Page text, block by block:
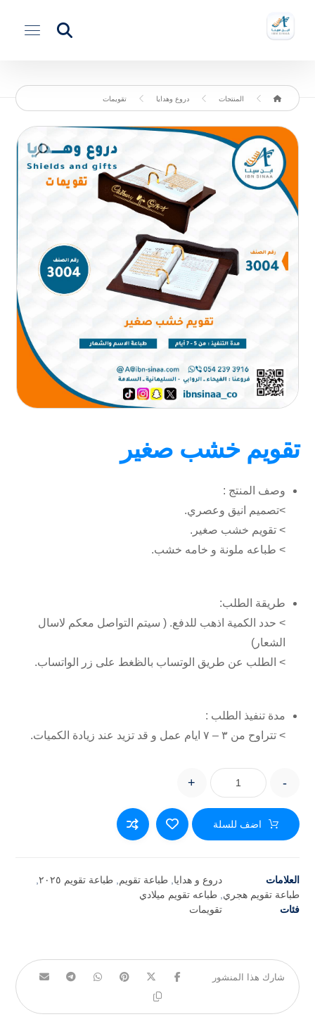
المنتجات دروع وهدايا تقويمات
تقويم خشب صغير
وصف المنتج :
>تصميم انيق وعصري.
> تقويم خشب صغير.
> طباعه ملونة و خامه خشب.
طريقة الطلب:
> حدد الكمية اذهب للدفع. ( سيتم التواصل معكم لاسال
الشعار)
> الطلب عن طريق الوتساب بالظغط على زر الواتساب.
مدة تنفيذ الطلب :
> تتراوح من ٣ – ٧ ايام عمل و قد تزيد عند زيادة الكميات.
-
+
اضف للسلة
العلامات دروع و هدايا ,طباعة تقويم ,طباعة تقويم ٢٠٢٥
طباعة تقويم هجري ,طباعه تقويم ميلادي
فئات
تقويمات